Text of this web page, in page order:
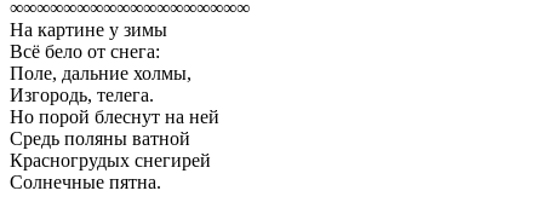
∞∞∞∞∞∞∞∞∞∞∞∞∞∞∞∞∞∞
На картине у зимы
Всё бело от снега:
Поле, дальние холмы,
Изгородь, телега.
Но порой блеснут на ней
Средь поляны ватной
Красногрудых снегирей
Солнечные пятна.